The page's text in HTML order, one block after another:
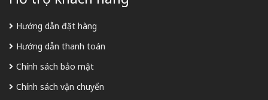
Hướng dẫn đặt hàng
Hướng dẫn thanh toán
Chính sách bảo mật
Chính sách vận chuyển